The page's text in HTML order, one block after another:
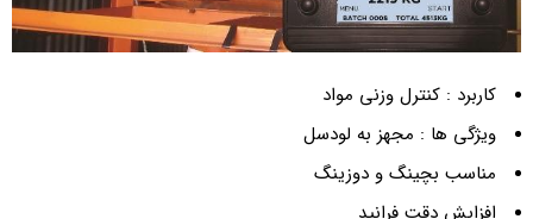
کاربرد : کنترل وزنی مواد
ویژگی ها : مجهز به لودسل
مناسب بچینگ و دوزینگ